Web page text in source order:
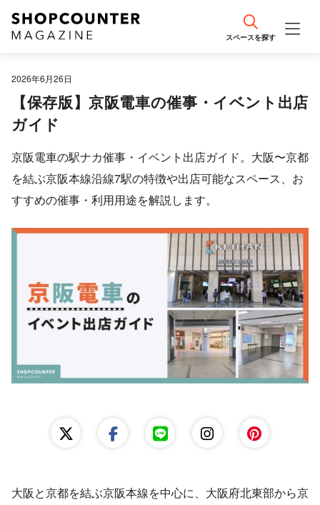
スペースを探す
エリア情報
事例紹介
編集部おすすめ
出店計画・戦略のコツ
売場づくり・接客のコツ
集客・SNS運用のコツ
2026年6月26日
【保存版】京阪電車の催事・イベント出店
ガイド
京阪電車の駅ナカ催事・イベント出店ガイド。大阪〜京都
を結ぶ京阪本線沿線7駅の特徴や出店可能なスペース、お
すすめの催事・利用用途を解説します。
大阪と京都を結ぶ京阪本線を中心に、大阪府北東部から京